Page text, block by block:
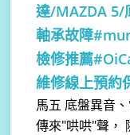
達/MAZDA 5/
軸承故障
檢修推薦
維修線上預約
馬五 底盤異音
傳來"哄哄"聲，